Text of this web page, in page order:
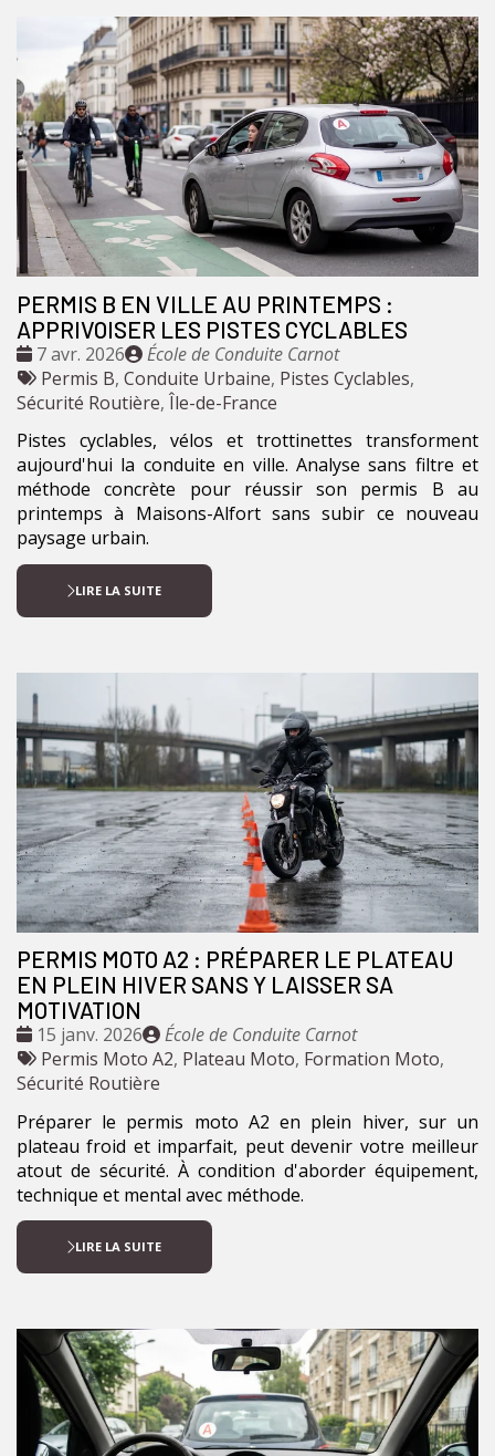
PERMIS B EN VILLE AU PRINTEMPS :
APPRIVOISER LES PISTES CYCLABLES
Date
:
7 avr. 2026
Publié
par
École de Conduite Carnot
Tags
:
Permis B, Conduite Urbaine, Pistes Cyclables,
Sécurité Routière, Île-de-France
Pistes cyclables, vélos et trottinettes transforment
aujourd'hui la conduite en ville. Analyse sans filtre et
méthode concrète pour réussir son permis B au
printemps à Maisons-Alfort sans subir ce nouveau
paysage urbain.
LIRE LA SUITE
PERMIS MOTO A2 : PRÉPARER LE PLATEAU
EN PLEIN HIVER SANS Y LAISSER SA
MOTIVATION
Date
:
15 janv. 2026
Publié
par
École de Conduite Carnot
Tags
:
Permis Moto A2, Plateau Moto, Formation Moto,
Sécurité Routière
Préparer le permis moto A2 en plein hiver, sur un
plateau froid et imparfait, peut devenir votre meilleur
atout de sécurité. À condition d'aborder équipement,
technique et mental avec méthode.
LIRE LA SUITE